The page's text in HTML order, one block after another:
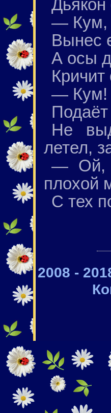
Дьякон
— Кум,
Вынес
А осы
Кричит
— Кум!
Не
летел,
— Ой,
плохой
С тех
2008 -